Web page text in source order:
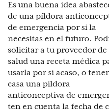
Es una buena idea
de una píldora
de emergencia por si la
necesitas en el futuro.
solicitar a tu proveedor de
salud una receta médica
usarla por si acaso, o
casa una pildora
anticonceptiva de
ten en cuenta la fecha de